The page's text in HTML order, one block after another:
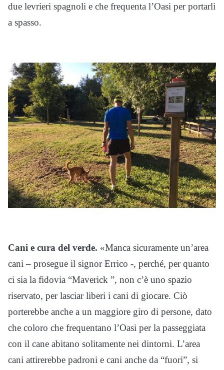
due levrieri spagnoli e che frequenta l’Oasi per portarli
a spasso.
Cani e cura del verde. «Manca sicuramente un’area
cani – prosegue il signor Errico -, perché, per quanto
ci sia la fidovia “Maverick ”, non c’è uno spazio
riservato, per lasciar liberi i cani di giocare. Ciò
porterebbe anche a un maggiore giro di persone, dato
che coloro che frequentano l’Oasi per la passeggiata
con il cane abitano solitamente nei dintorni. L’area
cani attirerebbe padroni e cani anche da “fuori”, si